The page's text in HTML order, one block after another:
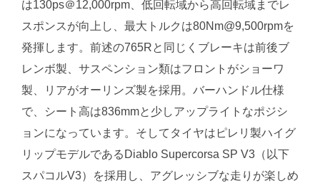
は130ps＠12,000rpm、低回転域から高回転域までレ
スポンスが向上し、最大トルクは80Nm@9,500rpmを
発揮します。前述の765Rと同じくブレーキは前後ブ
レンボ製、サスペンション類はフロントがショーワ
製、リアがオーリンズ製を採用。バーハンドル仕様
で、シート高は836mmと少しアップライトなポジシ
ョンになっています。そしてタイヤはピレリ製ハイグ
リップモデルであるDiablo Supercorsa SP V3（以下
スパコルV3）を採用し、アグレッシブな走りが楽しめ